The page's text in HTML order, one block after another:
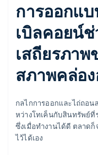
การออกแ
เบิลคอยน์ช่
เสถียรภา
สภาพคล่อง
กลไกการออกและไถ่ถอน
หว่างโทเค็นกับสินทรัพย์ที่
ซึ่งเมื่อทำงานได้ดี ตลาดก็
ไว้ได้เอง